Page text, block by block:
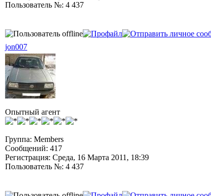
Пользователь №: 4 437
jon007
Опытный агент
Группа: Members
Сообщений: 417
Регистрация: Среда, 16 Марта 2011, 18:39
Пользователь №: 4 437